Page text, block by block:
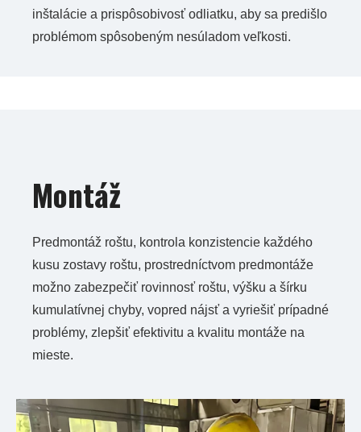
inštalácie a prispôsobivosť odliatku, aby sa predišlo
problémom spôsobeným nesúladom veľkosti.
Montáž
Predmontáž roštu, kontrola konzistencie každého
kusu zostavy roštu, prostredníctvom predmontáže
možno zabezpečiť rovinnosť roštu, výšku a šírku
kumulatívnej chyby, vopred nájsť a vyriešiť prípadné
problémy, zlepšiť efektivitu a kvalitu montáže na
mieste.